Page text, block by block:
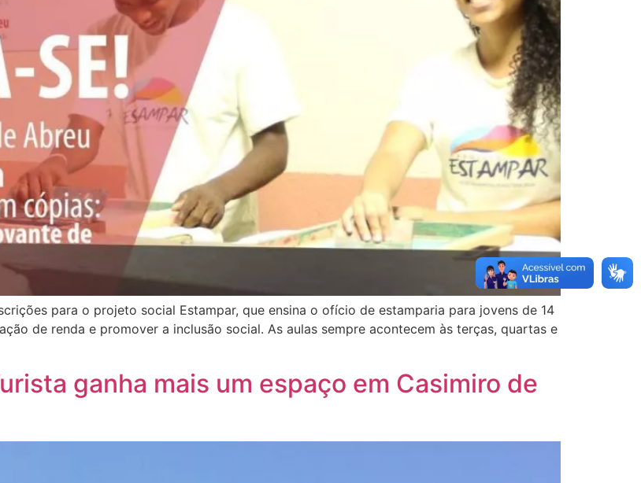
para o projeto social Estampar, que ensina o ofício de estamparia para jovens de 14
de renda e promover a inclusão social. As aulas sempre acontecem às terças, quartas e
ganha mais um espaço em Casimiro de